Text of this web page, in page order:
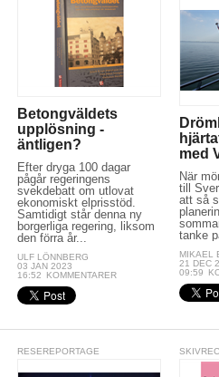
Betongväldets
upplösning -
äntligen?
Efter dryga 100 dagar
pågår regeringens
svekdebatt om utlovat
ekonomiskt elprisstöd.
Samtidigt står denna ny
borgerliga regering, liksom
den förra år...
ULF LÖNNBERG
03 JAN 2023
16:52
KOMMENTARER
med
När
till
att så
tanke
MIKAEL
21 DEC
09:59
RESEREPORTAGE